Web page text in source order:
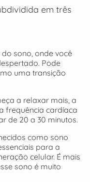
em três
do sono, onde você
Pode
uma transição
a relaxar mais, a
frequência cardíaca
de 20 a 30 minutos.
como sono
para a
celular. É mais
sono é muito